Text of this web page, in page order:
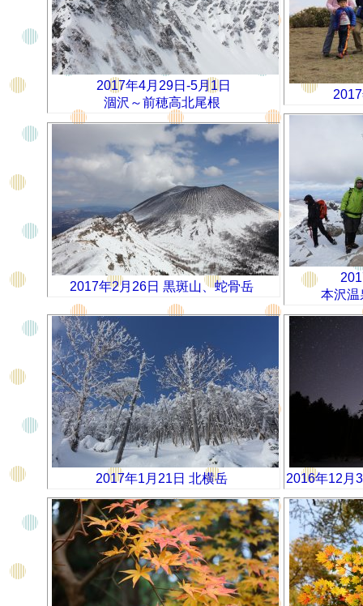
2017年4月29日-5月1日
涸沢～前穂高北尾根
2017年2月26日 黒斑山、蛇骨岳
本沢温
2017年1月21日 北横岳 2016年12月